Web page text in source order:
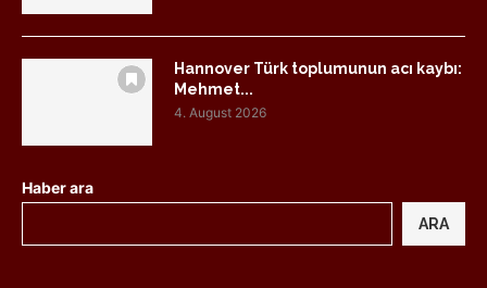
Hannover Türk toplumunun acı kaybı:
Mehmet...
4. August 2026
Haber ara
ARA